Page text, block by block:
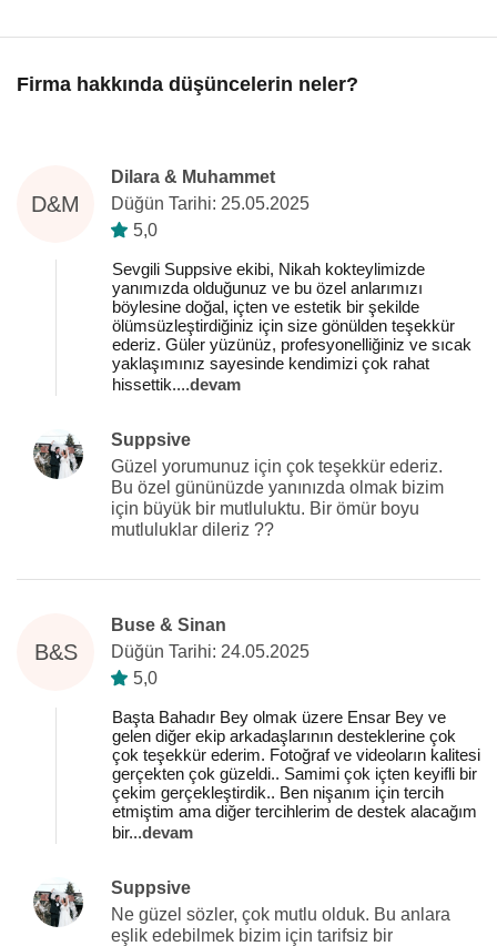
Firma hakkında düşüncelerin neler?
D&M
Dilara & Muhammet
Düğün Tarihi: 25.05.2025
5,0
Sevgili Suppsive ekibi, Nikah kokteylimizde
yanımızda olduğunuz ve bu özel anlarımızı
böylesine doğal, içten ve estetik bir şekilde
ölümsüzleştirdiğiniz için size gönülden teşekkür
ederiz. Güler yüzünüz, profesyonelliğiniz ve sıcak
yaklaşımınız sayesinde kendimizi çok rahat
hissettik....devam
Suppsive
Güzel yorumunuz için çok teşekkür ederiz.
Bu özel gününüzde yanınızda olmak bizim
için büyük bir mutluluktu. Bir ömür boyu
mutluluklar dileriz ??
B&S
Buse & Sinan
Düğün Tarihi: 24.05.2025
5,0
Başta Bahadır Bey olmak üzere Ensar Bey ve
gelen diğer ekip arkadaşlarının desteklerine çok
çok teşekkür ederim. Fotoğraf ve videoların kalitesi
gerçekten çok güzeldi.. Samimi çok içten keyifli bir
çekim gerçekleştirdik.. Ben nişanım için tercih
etmiştim ama diğer tercihlerim de destek alacağım
bir...devam
Suppsive
Ne güzel sözler, çok mutlu olduk. Bu anlara
eşlik edebilmek bizim için tarifsiz bir